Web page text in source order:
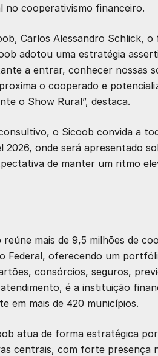
no cooperativismo financeiro.
Carlos Alessandro Schlick,
adotou uma estratégia
a entrar, conhecer nossas
o cooperado e
o Show Rural”, destaca.
o Sicoob convida a
onde será apresentado
de manter um ritmo
mais de 9,5 milhões de
Federal, oferecendo um
consórcios, seguros,
é a instituição
em mais de 420 municípios.
atua de forma estratégica
centrais, com forte presença